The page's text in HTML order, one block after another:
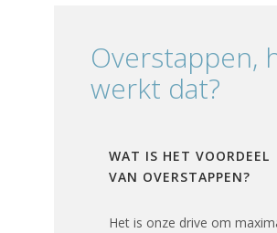
Overstappen,
werkt dat?
WAT IS HET VOORDEEL
VAN OVERSTAPPEN?
Het is onze drive om